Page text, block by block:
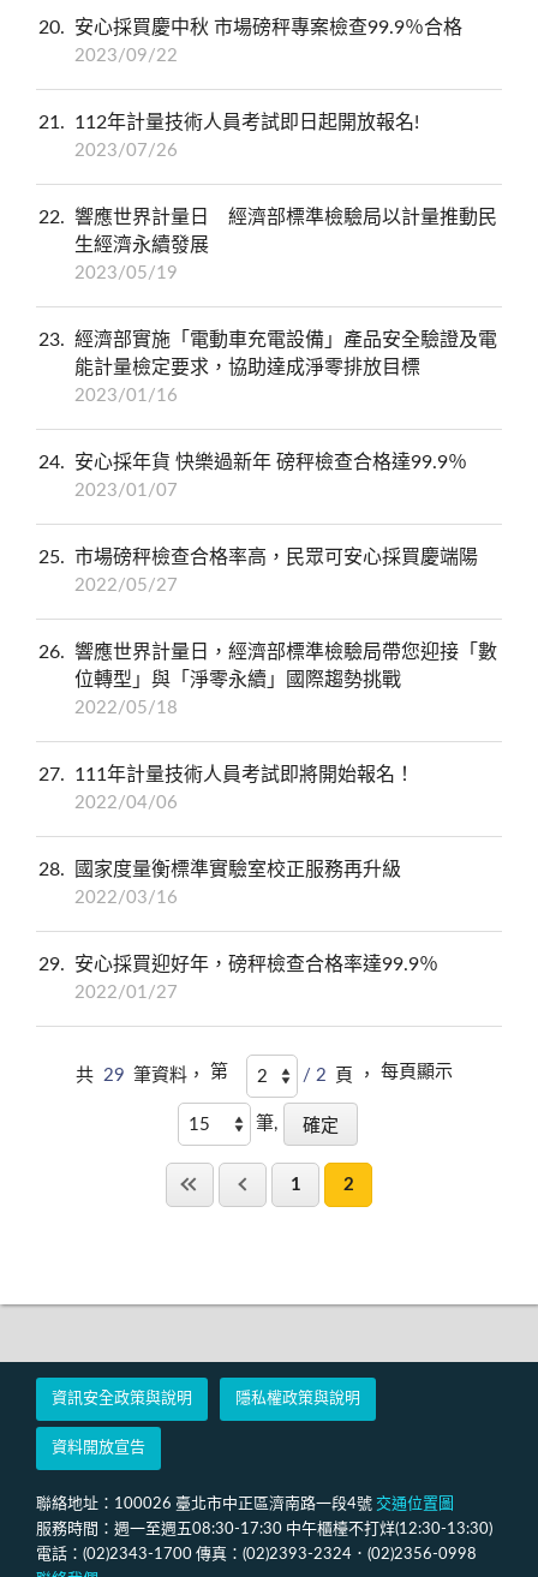
20 安心採買慶中秋 市場磅秤專案檢查99.9％合格
2023/09/22
21 112年計量技術人員考試即日起開放報名!
2023/07/26
22
響應世界計量日 經濟部標準檢驗局以計量推動民
生經濟永續發展
2023/05/19
23
經濟部實施「電動車充電設備」產品安全驗證及電
能計量檢定要求，協助達成淨零排放目標
2023/01/16
24 安心採年貨 快樂過新年 磅秤檢查合格達99.9％
2023/01/07
25 市場磅秤檢查合格率高，民眾可安心採買慶端陽
2022/05/27
26
響應世界計量日，經濟部標準檢驗局帶您迎接「數
位轉型」與「淨零永續」國際趨勢挑戰
2022/05/18
27 111年計量技術人員考試即將開始報名！
2022/04/06
28 國家度量衡標準實驗室校正服務再升級
2022/03/16
29 安心採買迎好年，磅秤檢查合格率達99.9％
2022/01/27
共 29 筆資料， 第 / 2 頁 ，每頁顯示
筆,
1 2
資訊安全政策與說明 隱私權政策與說明
資料開放宣告
聯絡地址：100026 臺北市中正區濟南路一段4號 交通位置圖
服務時間：週一至週五08:30-17:30 中午櫃檯不打烊(12:30-13:30)
電話：(02)2343-1700 傳真：(02)2393-2324．(02)2356-0998